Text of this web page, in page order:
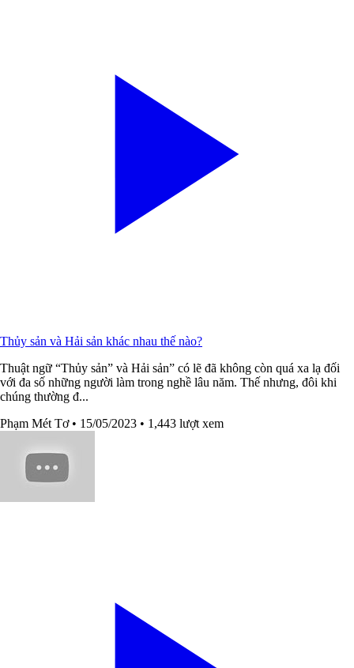
Thủy sản và Hải sản khác nhau thế nào?
Thuật ngữ “Thủy sản” và Hải sản” có lẽ đã không còn quá xa lạ đối
với đa số những người làm trong nghề lâu năm. Thế nhưng, đôi khi
chúng thường đ...
Phạm Mét Tơ • 15/05/2023 • 1,443 lượt xem